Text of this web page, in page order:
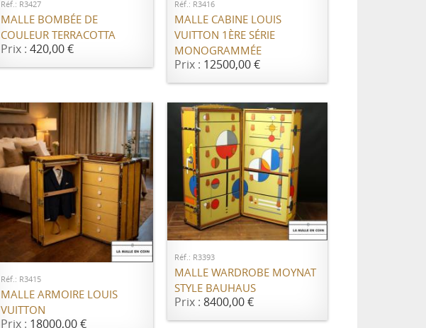
Réf.: R3427
MALLE BOMBÉE DE
COULEUR TERRACOTTA
Prix : 420,00 €
Réf.: R3416
MALLE CABINE LOUIS
VUITTON 1ÈRE SÉRIE
MONOGRAMMÉE
Prix : 12500,00 €
AJOUTER AU PANIER
Réf.: R3415
MALLE ARMOIRE LOUIS
VUITTON
Prix : 18000,00 €
AJOUTER AU PANIER
Réf.: R3393
MALLE WARDROBE MOYNAT
STYLE BAUHAUS
Prix :8400,00 €